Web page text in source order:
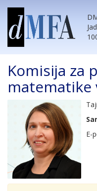
Komisija za
matematike
E-